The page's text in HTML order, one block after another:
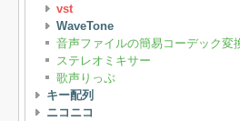
vst
WaveTone
音声ファイルの簡易コーデック変
ステレオミキサー
歌声りっぷ
キー配列
ニコニコ